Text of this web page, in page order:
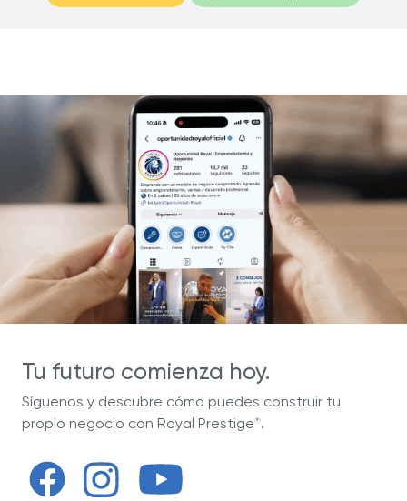
Tu futuro comienza hoy.
Síguenos y descubre cómo puedes construir tu
propio negocio con Royal Prestige®.